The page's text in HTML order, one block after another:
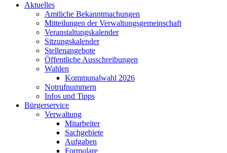
Aktuelles
Amtliche Bekanntmachungen
Mitteilungen der Verwaltungsgemeinschaft
Veranstaltungskalender
Sitzungskalender
Stellenangebote
Öffentliche Ausschreibungen
Wahlen
Kommunalwahl 2026
Notrufnummern
Infos und Tipps
Bürgerservice
Verwaltung
Mitarbeiter
Sachgebiete
Aufgaben
Formulare